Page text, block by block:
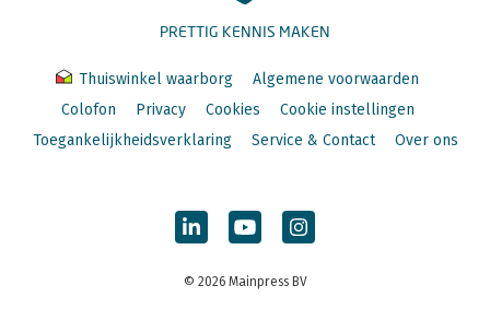
PRETTIG KENNIS MAKEN
Thuiswinkel waarborg
Algemene voorwaarden
Colofon
Privacy Cookies
Cookie instellingen
Toegankelijkheidsverklaring
Service & Contact Over ons
© 2026 Mainpress BV